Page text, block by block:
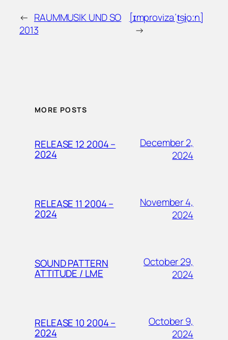
← RAUMMUSIK UND SO
2013
[ɪmprovizaˈt͜si̯oːn]
→
MORE POSTS
RELEASE 12 2004 –
2024
December 2,
2024
RELEASE 11 2004 –
2024
November 4,
2024
SOUND PATTERN
ATTITUDE / LME
October 29,
2024
RELEASE 10 2004 –
2024
October 9,
2024